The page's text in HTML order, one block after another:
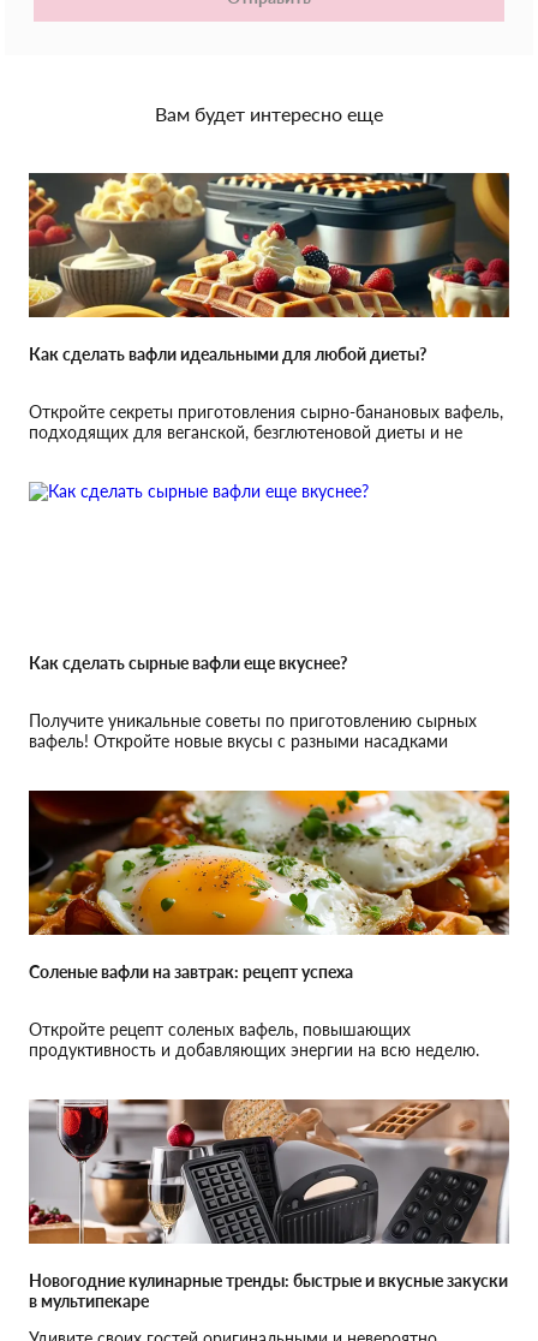
Вам будет интересно еще
Как сделать вафли идеальными для любой диеты?
Откройте секреты приготовления сырно-банановых вафель,
подходящих для веганской, безглютеновой диеты и не
Как сделать сырные вафли еще вкуснее?
Получите уникальные советы по приготовлению сырных
вафель! Откройте новые вкусы с разными насадками
Соленые вафли на завтрак: рецепт успеха
Откройте рецепт соленых вафель, повышающих
продуктивность и добавляющих энергии на всю неделю.
Новогодние кулинарные тренды: быстрые и вкусные закуски
в мультипекаре